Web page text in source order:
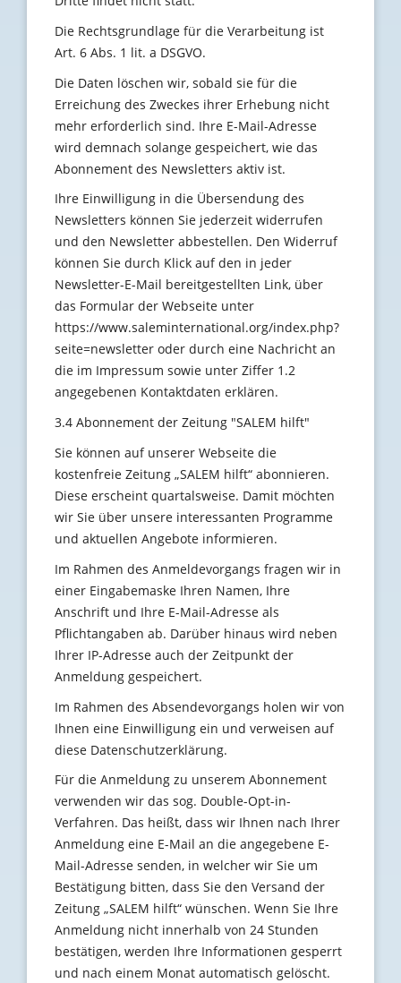
Die Rechtsgrundlage für die Verarbeitung ist
Art. 6 Abs. 1 lit. a DSGVO.
Die Daten löschen wir, sobald sie für die
Erreichung des Zweckes ihrer Erhebung nicht
mehr erforderlich sind. Ihre E-Mail-Adresse
wird demnach solange gespeichert, wie das
Abonnement des Newsletters aktiv ist.
Ihre Einwilligung in die Übersendung des
Newsletters können Sie jederzeit widerrufen
und den Newsletter abbestellen. Den Widerruf
können Sie durch Klick auf den in jeder
Newsletter-E-Mail bereitgestellten Link, über
das Formular der Webseite unter
https://www.saleminternational.org/index.php?
seite=newsletter oder durch eine Nachricht an
die im Impressum sowie unter Ziffer 1.2
angegebenen Kontaktdaten erklären.
3.4 Abonnement der Zeitung "SALEM hilft"
Sie können auf unserer Webseite die
kostenfreie Zeitung „SALEM hilft“ abonnieren.
Diese erscheint quartalsweise. Damit möchten
wir Sie über unsere interessanten Programme
und aktuellen Angebote informieren.
Im Rahmen des Anmeldevorgangs fragen wir in
einer Eingabemaske Ihren Namen, Ihre
Anschrift und Ihre E-Mail-Adresse als
Pflichtangaben ab. Darüber hinaus wird neben
Ihrer IP-Adresse auch der Zeitpunkt der
Anmeldung gespeichert.
Im Rahmen des Absendevorgangs holen wir von
Ihnen eine Einwilligung ein und verweisen auf
diese Datenschutzerklärung.
Für die Anmeldung zu unserem Abonnement
verwenden wir das sog. Double-Opt-in-
Verfahren. Das heißt, dass wir Ihnen nach Ihrer
Anmeldung eine E-Mail an die angegebene E-
Mail-Adresse senden, in welcher wir Sie um
Bestätigung bitten, dass Sie den Versand der
Zeitung „SALEM hilft“ wünschen. Wenn Sie Ihre
Anmeldung nicht innerhalb von 24 Stunden
bestätigen, werden Ihre Informationen gesperrt
und nach einem Monat automatisch gelöscht.